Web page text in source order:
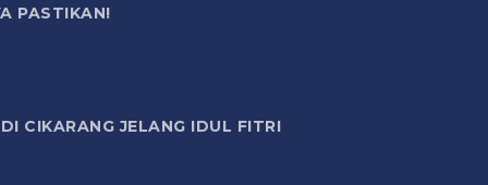
PASTIKAN!
CIKARANG JELANG IDUL FITRI